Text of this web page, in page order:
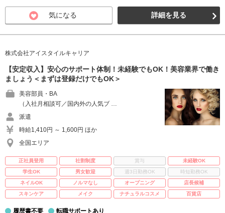
気になる 詳細を見る
株式会社アイスタイルキャリア
【安定収入】安心のサポート体制！未経験でもOK！美容業界で働き
ましょう＜まずは登録だけでもOK＞
美容部員・BA
（入社月相談可／国内外の人気ブ …
派遣
時給1,410円 ～ 1,600円 ほか
全国エリア
正社員登用 社割制度 賞与
未経験OK
学生OK
男女歓迎 週3日勤務OK
時短勤務OK
ネイルOK
ノルマなし オープニング
店長候補
スキンケア
メイク ナチュラルコスメ 百貨店
履歴書不要 転職サポートあり